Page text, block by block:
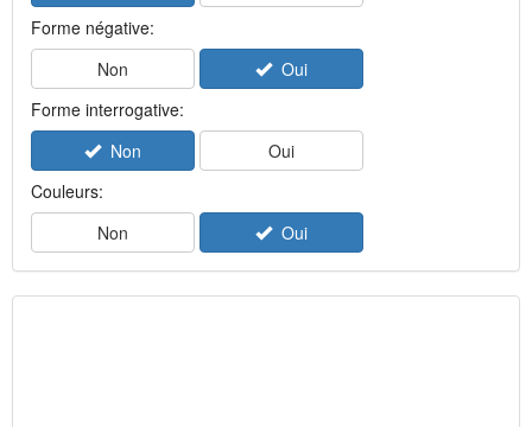
Forme négative:
Non
Oui
Forme interrogative:
Non
Oui
Couleurs:
Non
Oui